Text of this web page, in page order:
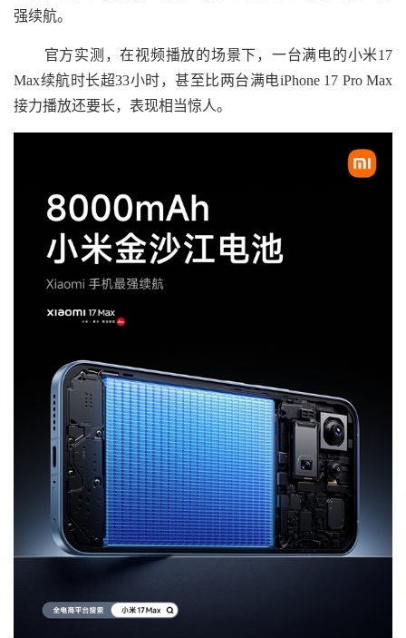
强续航。
官方实测，在视频播放的场景下，一台满电的小米17
Max续航时长超33小时，甚至比两台满电iPhone 17 Pro Max
接力播放还要长，表现相当惊人。